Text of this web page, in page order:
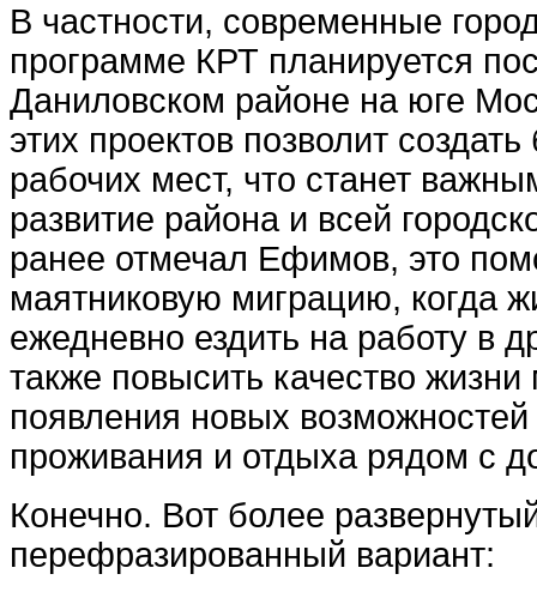
В частности, современные
программе КРТ планируется
Даниловском районе на юге
этих проектов позволит
рабочих мест, что станет
развитие района и всей
ранее отмечал Ефимов, это
маятниковую миграцию, когда
ежедневно ездить на работу в
также повысить качество жизни
появления новых
проживания и отдыха рядом с
Конечно. Вот более
перефразированный вариант: